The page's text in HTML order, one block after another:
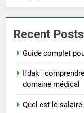
Recent Posts
Guide complet
Ifdak :
domaine médical
Quel est le salaire